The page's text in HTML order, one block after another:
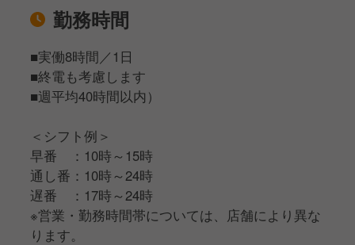
勤務時間
■実働8時間／1日
■終電も考慮します
■週平均40時間以内）
＜シフト例＞
早番 ：10時～15時
通し番：10時～24時
遅番 ：17時～24時
※営業・勤務時間帯については、店舗により異な
ります。